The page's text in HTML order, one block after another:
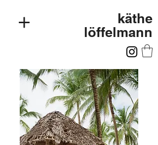
käthe
löffelmann